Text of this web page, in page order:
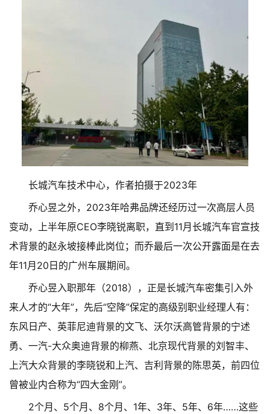
长城汽车技术中心，作者拍摄于2023年
乔心昱之外，2023年哈弗品牌还经历过一次高层人员
变动，上半年原CEO李晓锐离职，直到11月长城汽车官宣技
术背景的赵永坡接棒此岗位；而乔最后一次公开露面是在去
年11月20日的广州车展期间。
乔心昱入职那年（2018），正是长城汽车密集引入外
来人才的“大年”，先后“空降”保定的高级别职业经理人有：
东风日产、英菲尼迪背景的文飞、沃尔沃高管背景的宁述
勇、一汽-大众奥迪背景的柳燕、北京现代背景的刘智丰、
上汽大众背景的李晓锐和上汽、吉利背景的陈思英，前四位
曾被业内合称为“四大金刚”。
2个月、5个月、8个月、1年、3年、5年、6年……这些